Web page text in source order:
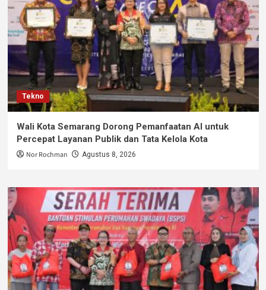
Tekno
Wali Kota Semarang Dorong Pemanfaatan AI untuk
Percepat Layanan Publik dan Tata Kelola Kota
Nor Rochman Agustus 8, 2026